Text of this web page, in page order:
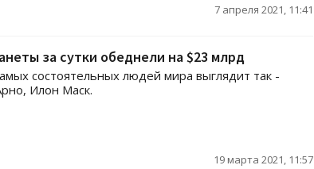
7 апреля 2021, 11:41
за сутки обеднели на $23 млрд
состоятельных людей мира выглядит так -
Илон Маск.
19 марта 2021, 11:57